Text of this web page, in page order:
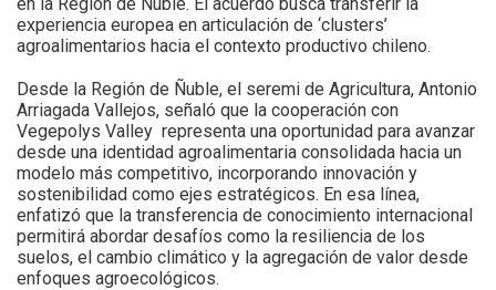
experiencia europea en articulación de ‘clusters’
agroalimentarios hacia el contexto productivo chileno.
Desde la Región de Ñuble, el seremi de Agricultura, Antonio
Arriagada Vallejos, señaló que la cooperación con
Vegepolys Valley representa una oportunidad para avanzar
desde una identidad agroalimentaria consolidada hacia un
modelo más competitivo, incorporando innovación y
sostenibilidad como ejes estratégicos. En esa línea,
enfatizó que la transferencia de conocimiento internacional
permitirá abordar desafíos como la resiliencia de los
suelos, el cambio climático y la agregación de valor desde
enfoques agroecológicos.